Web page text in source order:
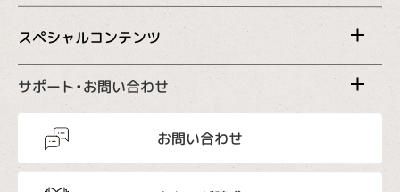
スペシャルコンテンツ
サポート・お問い合わせ
お問い合わせ